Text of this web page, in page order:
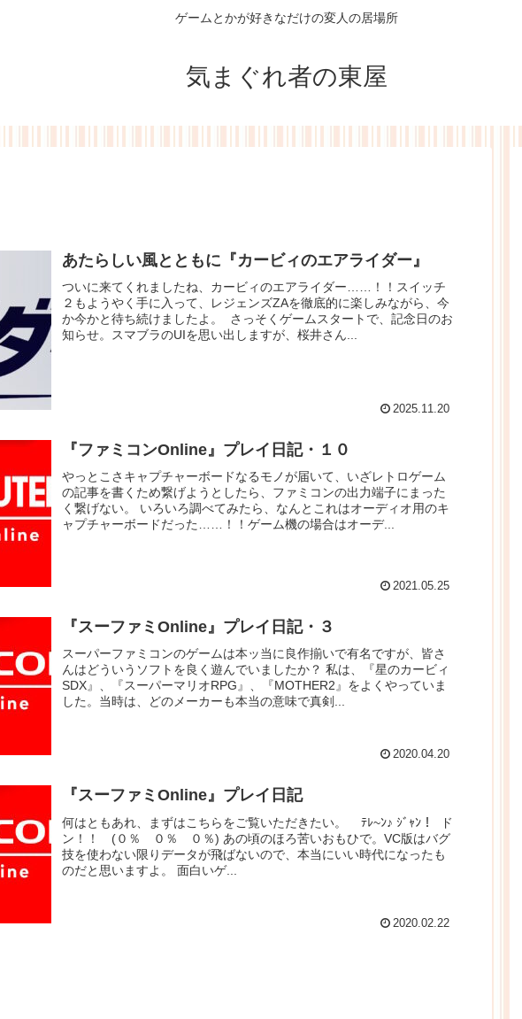
ゲームとかが好きなだけの変人の居場所
気まぐれ者の東屋
あたらしい風とともに『カービィのエアライダー』
ついに来てくれましたね、カービィのエアライダー……！！スイッチ
２もようやく手に入って、レジェンズZAを徹底的に楽しみながら、今
か今かと待ち続けましたよ。 さっそくゲームスタートで、記念日のお
知らせ。スマブラのUIを思い出しますが、桜井さん...
2025.11.20
『ファミコンOnline』プレイ日記・１０
やっとこさキャプチャーボードなるモノが届いて、いざレトロゲーム
の記事を書くため繋げようとしたら、ファミコンの出力端子にまった
く繋げない。 いろいろ調べてみたら、なんとこれはオーディオ用のキ
ャプチャーボードだった……！！ゲーム機の場合はオーデ...
2021.05.25
『スーファミOnline』プレイ日記・３
スーパーファミコンのゲームは本ッ当に良作揃いで有名ですが、皆さ
んはどういうソフトを良く遊んでいましたか？ 私は、『星のカービィ
SDX』、『スーパーマリオRPG』、『MOTHER2』をよくやっていま
した。当時は、どのメーカーも本当の意味で真剣...
2020.04.20
『スーファミOnline』プレイ日記
何はともあれ、まずはこちらをご覧いただきたい。 ﾃﾚ~ﾝ♪ ｼﾞｬﾝ！ ド
ン！！ (０％ ０％ ０％) あの頃のほろ苦いおもひで。VC版はバグ
技を使わない限りデータが飛ばないので、本当にいい時代になったも
のだと思いますよ。 面白いゲ...
2020.02.22